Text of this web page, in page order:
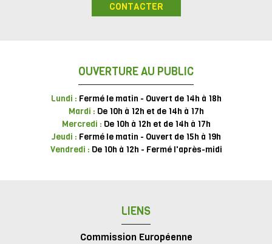
CONTACTER
OUVERTURE AU PUBLIC
Lundi : Fermé le matin - Ouvert de 14h à 18h
Mardi : De 10h à 12h et de 14h à 17h
Mercredi : De 10h à 12h et de 14h à 17h
Jeudi : Fermé le matin - Ouvert de 15h à 19h
Vendredi : De 10h à 12h - Fermé l'après-midi
LIENS
Commission Européenne